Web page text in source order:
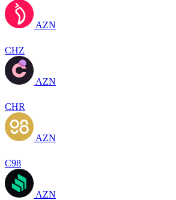
AZN
CHZ
AZN
CHR
AZN
C98
AZN